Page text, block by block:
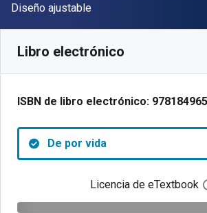
Formato
Diseño ajustable
Libro electrónico
ISBN de libro electrónico:
De por vida
Licencia de eTextbook